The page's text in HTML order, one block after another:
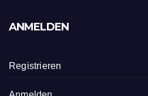
ANMELDEN
Registrieren